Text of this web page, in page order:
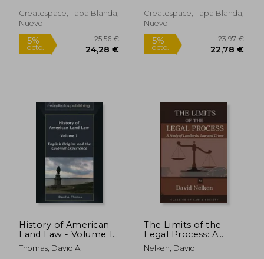
Createspace, Tapa Blanda,
Nuevo
Createspace, Tapa Blanda,
Nuevo
History of American
Land Law - Volume 1:
English Origins and
the Colonial
Thomas, David A.
The Limits of the
Legal Process: A
Study of Landlords,
Law and Crime (en
Nelken, David